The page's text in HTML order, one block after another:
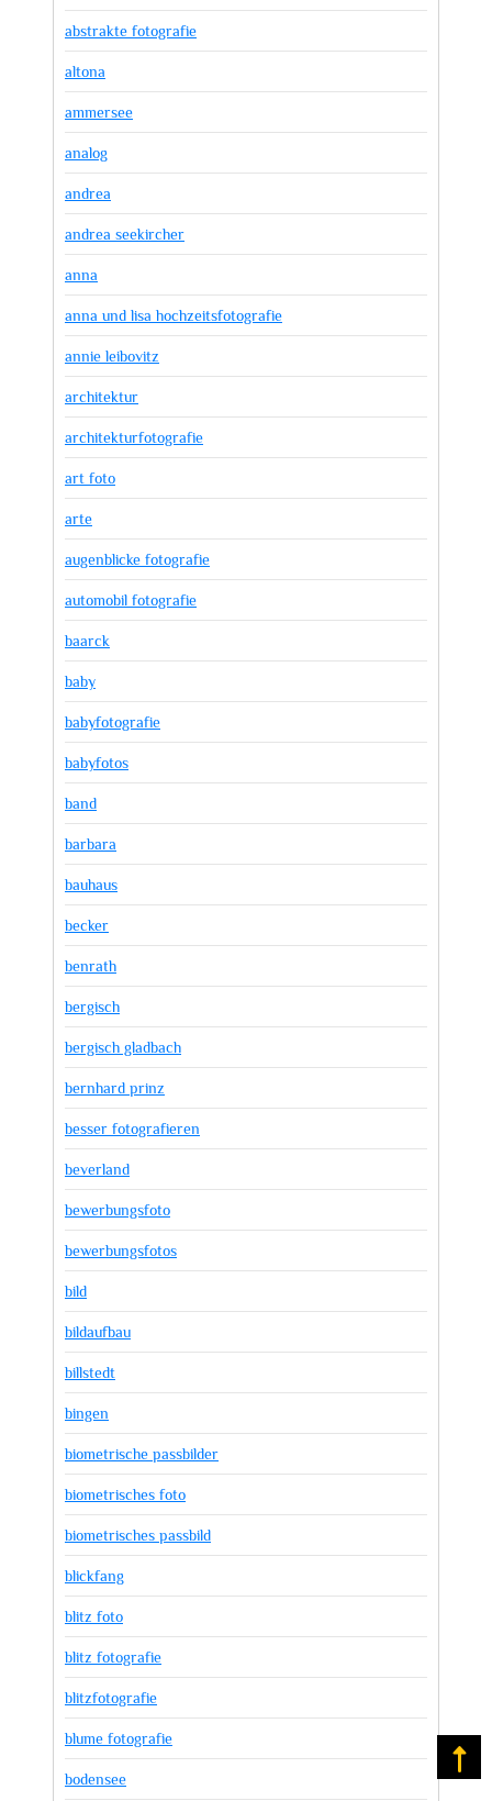
abstrakte fotografie
altona
ammersee
analog
andrea
andrea seekircher
anna
anna und lisa hochzeitsfotografie
annie leibovitz
architektur
architekturfotografie
art foto
arte
augenblicke fotografie
automobil fotografie
baarck
baby
babyfotografie
babyfotos
band
barbara
bauhaus
becker
benrath
bergisch
bergisch gladbach
bernhard prinz
besser fotografieren
beverland
bewerbungsfoto
bewerbungsfotos
bild
bildaufbau
billstedt
bingen
biometrische passbilder
biometrisches foto
biometrisches passbild
blickfang
blitz foto
blitz fotografie
blitzfotografie
blume fotografie
bodensee